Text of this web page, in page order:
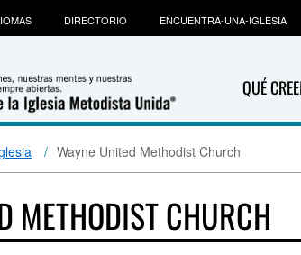
QUÉ
DIRECTORIO ENCUENTRA-UNA-IGLESIA
Wayne United Methodist Church
METHODIST CHURCH